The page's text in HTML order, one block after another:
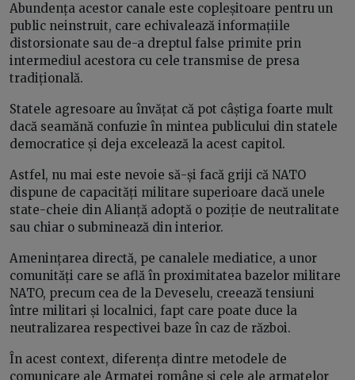
Abundența acestor canale este copleșitoare pentru un
public neinstruit, care echivalează informațiile
distorsionate sau de-a dreptul false primite prin
intermediul acestora cu cele transmise de presa
tradițională.
Statele agresoare au învățat că pot câștiga foarte mult
dacă seamănă confuzie în mintea publicului din statele
democratice și deja excelează la acest capitol.
Astfel, nu mai este nevoie să-și facă griji că NATO
dispune de capacități militare superioare dacă unele
state-cheie din Alianță adoptă o poziție de neutralitate
sau chiar o subminează din interior.
Amenințarea directă, pe canalele mediatice, a unor
comunități care se află în proximitatea bazelor militare
NATO, precum cea de la Deveselu, creează tensiuni
între militari și localnici, fapt care poate duce la
neutralizarea respectivei baze în caz de război.
În acest context, diferența dintre metodele de
comunicare ale Armatei române și cele ale armatelor